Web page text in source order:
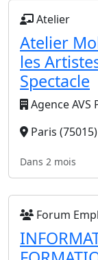
Atelier
Atelier
les
Spectacle
Agence AVS
Paris (75015)
Dans 2 mois
Forum